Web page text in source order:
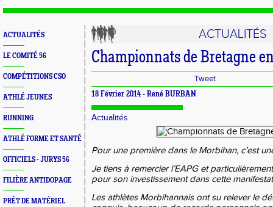
ACTUALITÉS
LE COMITÉ 56
COMPÉTITIONS CSO
ATHLÉ JEUNES
RUNNING
ATHLÉ FORME ET SANTÉ
OFFICIELS - JURYS 56
FILIÈRE ANTIDOPAGE
PRÊT DE MATÉRIEL
ACTUALITÉS
Championnats de Bretagne
Tweet
18 Février 2014 - René BURBAN
Actualités
Pour une première dans le Morbihan, c’est
Je tiens à remercier l’EAPG et
pour son investissement dans cette
Les athlètes Morbihannais ont su relever le